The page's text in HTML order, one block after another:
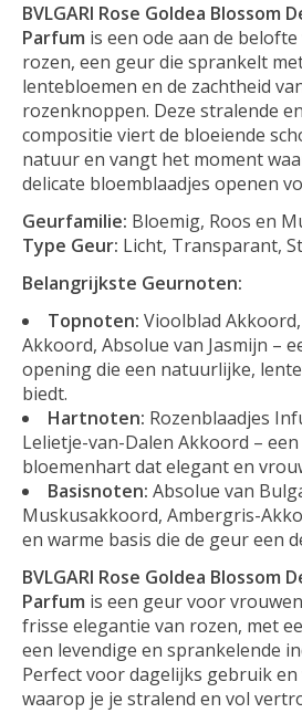
BVLGARI Rose Goldea Blossom
Parfum is een ode aan de
rozen, een geur die sprankelt
lentebloemen en de zachtheid
rozenknoppen. Deze stralende
compositie viert de bloeiende
natuur en vangt het moment
delicate bloemblaadjes openen
Geurfamilie: Bloemig, Roos en
Type Geur: Licht, Transparant,
Belangrijkste Geurnoten:
Topnoten: Vioolblad
Akkoord, Absolue van Jasmijn –
opening die een natuurlijke,
biedt.
Hartnoten: Rozenblaadjes
Lelietje-van-Dalen Akkoord –
bloemenhart dat elegant en
Basisnoten: Absolue van
Muskusakkoord, Ambergris-
en warme basis die de geur een
BVLGARI Rose Goldea Blossom
Parfum is een geur voor
frisse elegantie van rozen, met
een levendige en sprankelende
Perfect voor dagelijks gebruik
waarop je je stralend en vol